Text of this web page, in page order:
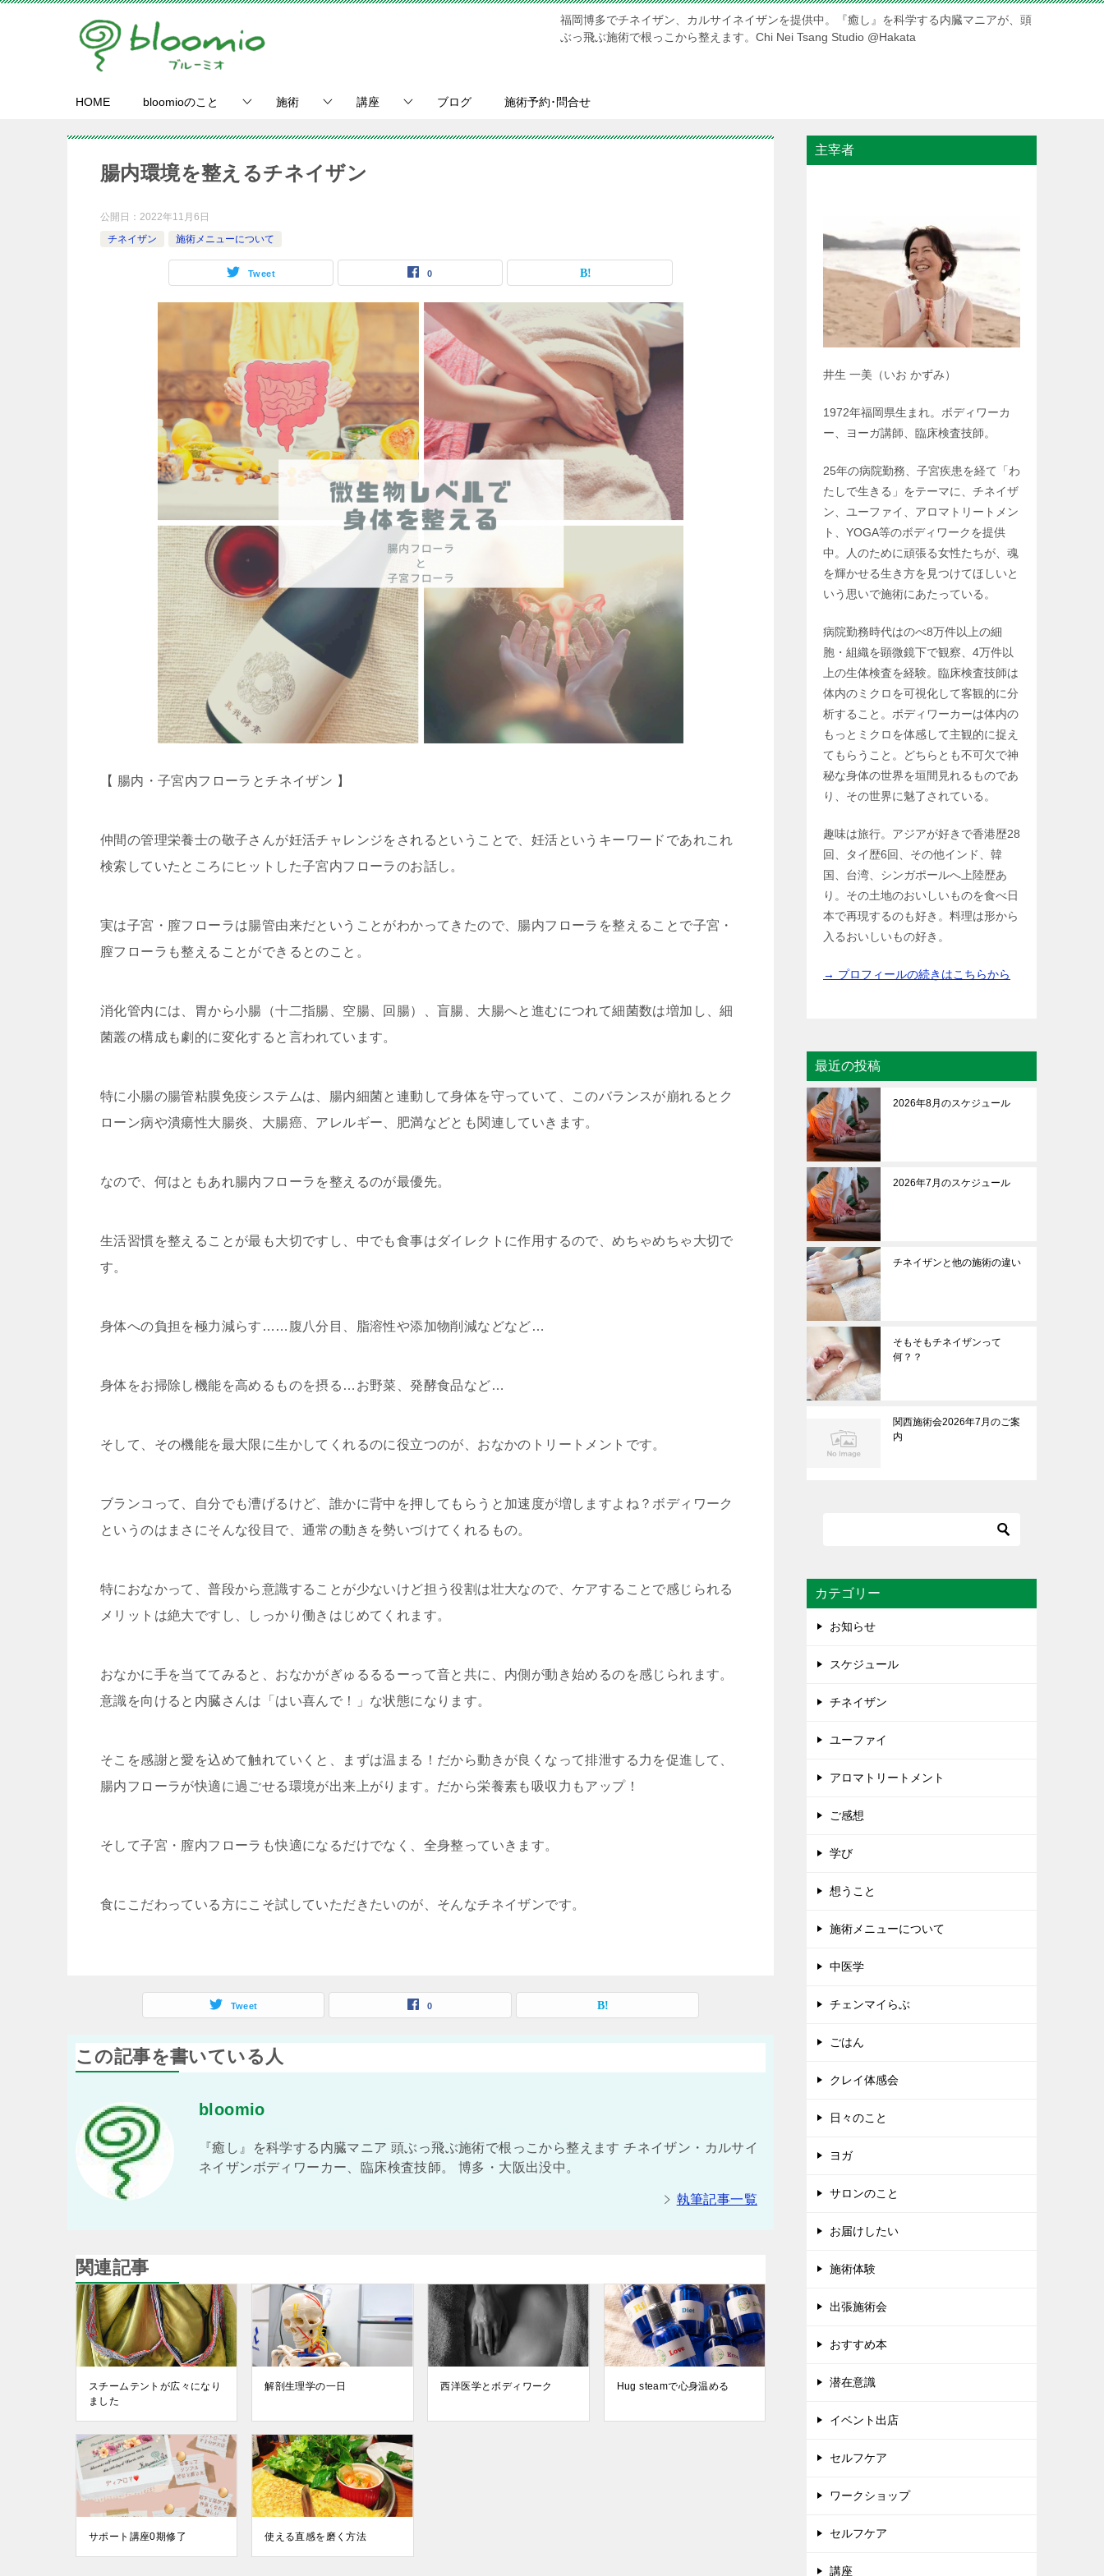
福岡博多でチネイザン、カルサイネイザンを提供中。『癒し』を科学する内臓マニアが、頭
ぶっ飛ぶ施術で根っこから整えます。Chi Nei Tsang Studio @Hakata
HOME bloomioのこと 施術 講座 ブログ 施術予約･問合せ
腸内環境を整えるチネイザン
公開日： 2022年11月6日
チネイザン
施術メニューについて
Tweet 0
【 腸内・子宮内フローラとチネイザン 】
仲間の管理栄養士の敬子さんが妊活チャレンジをされるということで、妊活というキーワードであれこれ
検索していたところにヒットした子宮内フローラのお話し。
実は子宮・膣フローラは腸管由来だということがわかってきたので、腸内フローラを整えることで子宮・
膣フローラも整えることができるとのこと。
消化管内には、胃から小腸（十二指腸、空腸、回腸）、盲腸、大腸へと進むにつれて細菌数は増加し、細
菌叢の構成も劇的に変化すると言われています。
特に小腸の腸管粘膜免疫システムは、腸内細菌と連動して身体を守っていて、このバランスが崩れるとク
ローン病や潰瘍性大腸炎、大腸癌、アレルギー、肥満などとも関連していきます。
なので、何はともあれ腸内フローラを整えるのが最優先。
生活習慣を整えることが最も大切ですし、中でも食事はダイレクトに作用するので、めちゃめちゃ大切で
す。
身体への負担を極力減らす……腹八分目、脂溶性や添加物削減などなど…
身体をお掃除し機能を高めるものを摂る…お野菜、発酵食品など…
そして、その機能を最大限に生かしてくれるのに役立つのが、おなかのトリートメントです。
ブランコって、自分でも漕げるけど、誰かに背中を押してもらうと加速度が増しますよね？ボディワーク
というのはまさにそんな役目で、通常の動きを勢いづけてくれるもの。
特におなかって、普段から意識することが少ないけど担う役割は壮大なので、ケアすることで感じられる
メリットは絶大ですし、しっかり働きはじめてくれます。
おなかに手を当ててみると、おなかがぎゅるるるーって音と共に、内側が動き始めるのを感じられます。
意識を向けると内臓さんは「はい喜んで！」な状態になります。
そこを感謝と愛を込めて触れていくと、まずは温まる！だから動きが良くなって排泄する力を促進して、
腸内フローラが快適に過ごせる環境が出来上がります。だから栄養素も吸収力もアップ！
そして子宮・膣内フローラも快適になるだけでなく、全身整っていきます。
食にこだわっている方にこそ試していただきたいのが、そんなチネイザンです。
Tweet 0
この記事を書いている人
bloomio
『癒し』を科学する内臓マニア 頭ぶっ飛ぶ施術で根っこから整えます チネイザン・カルサイ
ネイザンボディワーカー、臨床検査技師。 博多・大阪出没中。
執筆記事一覧
関連記事
スチームテントが広々になり
ました
解剖生理学の一日 西洋医学とボディワーク Hug steamで心身温める
サポート講座0期修了 使える直感を磨く方法
主宰者
井生 一美（いお かずみ）
1972年福岡県生まれ。ボディワーカ
ー、ヨーガ講師、臨床検査技師。
25年の病院勤務、子宮疾患を経て「わ
たしで生きる」をテーマに、チネイザ
ン、ユーファイ、アロマトリートメン
ト、YOGA等のボディワークを提供
中。人のために頑張る女性たちが、魂
を輝かせる生き方を見つけてほしいと
いう思いで施術にあたっている。
病院勤務時代はのべ8万件以上の細
胞・組織を顕微鏡下で観察、4万件以
上の生体検査を経験。臨床検査技師は
体内のミクロを可視化して客観的に分
析すること。ボディワーカーは体内の
もっとミクロを体感して主観的に捉え
てもらうこと。どちらとも不可欠で神
秘な身体の世界を垣間見れるものであ
り、その世界に魅了されている。
趣味は旅行。アジアが好きで香港歴28
回、タイ歴6回、その他インド、韓
国、台湾、シンガポールへ上陸歴あ
り。その土地のおいしいものを食べ日
本で再現するのも好き。料理は形から
入るおいしいもの好き。
→ プロフィールの続きはこちらから
最近の投稿
2026年8月のスケジュール
2026年7月のスケジュール
チネイザンと他の施術の違い
そもそもチネイザンって
何？？
関西施術会2026年7月のご案
内
カテゴリー
お知らせ
スケジュール
チネイザン
ユーファイ
アロマトリートメント
ご感想
学び
想うこと
施術メニューについて
中医学
チェンマイらぶ
ごはん
クレイ体感会
日々のこと
ヨガ
サロンのこと
お届けしたい
施術体験
出張施術会
おすすめ本
潜在意識
イベント出店
セルフケア
ワークショップ
セルフケア
講座